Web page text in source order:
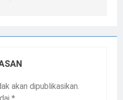
akan dipublikasikan.
*